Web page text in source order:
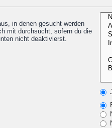
in denen gesucht werden
mit durchsucht, sofern du die
nicht deaktivierst.